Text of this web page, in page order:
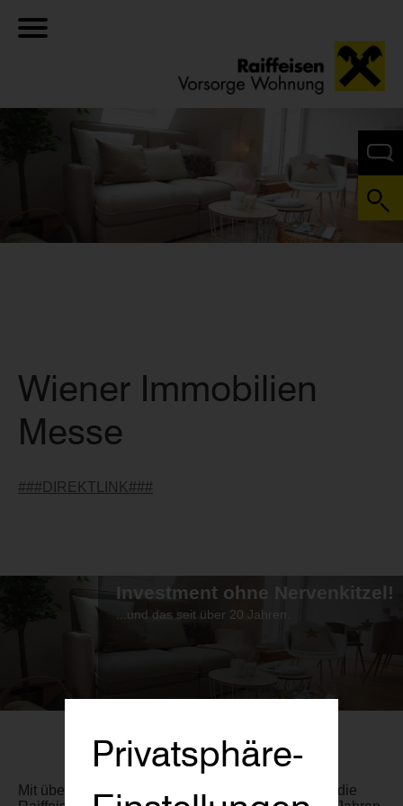
Wiener Immobilien
Messe
###DIREKTLINK###
Investment ohne Nervenkitzel!
...und das seit über 20 Jahren.
Mit über 1.500 verkauften Vorsorgewohnungen ist die
Privatsphäre-